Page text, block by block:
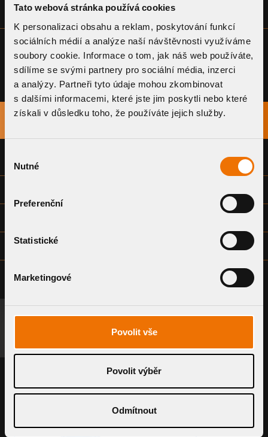
Tato webová stránka používá cookies
K personalizaci obsahu a reklam, poskytování funkcí
sociálních médií a analýze naší návštěvnosti využíváme
soubory cookie. Informace o tom, jak náš web používáte,
sdílíme se svými partnery pro sociální média, inzerci
a analýzy. Partneři tyto údaje mohou zkombinovat
s dalšími informacemi, které jste jim poskytli nebo které
získali v důsledku toho, že používáte jejich služby.
souhlasu
Nutné
Preferenční
Statistické
Marketingové
Povolit vše
Povolit výběr
Odmítnout
TWJ(E), TW(E) SAN 160BIT SVISLÉ
TITLE
DECLARATION OF CONFORMITY
DRAWING DOCUMENTATION - COMMON (DWG)
REQUEST A SYSTEM
RELATED PRODUCTS